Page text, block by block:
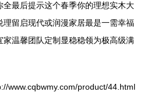
最后提示这个春季你的理想实木大
留启现代或润漫家居最是一需幸福
温馨团队定制显稳稳领为极高级满
www.cqbwmy.com/product/44.html